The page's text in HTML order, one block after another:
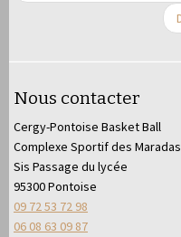
Nous contacter
Cergy-Pontoise Basket Ball
Complexe Sportif des Maradas
Sis Passage du lycée
95300 Pontoise
09 72 53 72 98
06 08 63 09 87